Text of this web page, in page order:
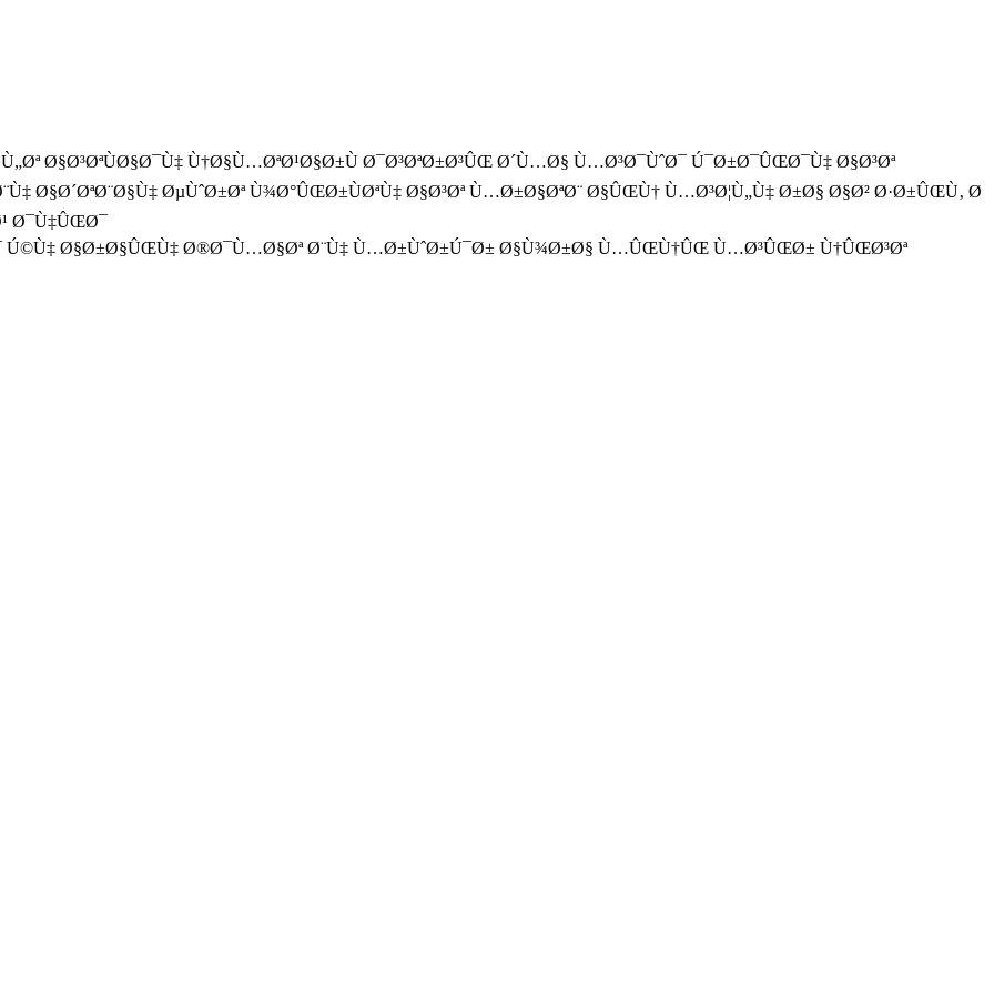
Ø§Ø³ØªÙØ§Ø¯Ù‡ Ù†Ø§Ù…ØªØ¹Ø§Ø±Ù Ø¯Ø³ØªØ±Ø³ÛŒ Ø´Ù…Ø§ Ù…Ø³Ø¯ÙˆØ¯ Ú¯Ø±Ø¯ÛŒØ¯Ù‡ Ø§Ø³Øª
Ø§Ø´ØªØ¨Ø§Ù‡ ØµÙˆØ±Øª Ù¾Ø°ÛŒØ±ÙØªÙ‡ Ø§Ø³Øª Ù…Ø±Ø§ØªØ¨ Ø§ÛŒÙ† Ù…Ø³Ø¦Ù„Ù‡ Ø±Ø§ Ø§Ø² Ø·Ø±ÛŒÙ‚ Ø
Ø¯Ù‡ÛŒØ¯
Ú©Ù‡ Ø§Ø±Ø§ÛŒÙ‡ Ø®Ø¯Ù…Ø§Øª Ø¨Ù‡ Ù…Ø±ÙˆØ±Ú¯Ø± Ø§Ù¾Ø±Ø§ Ù…ÛŒÙ†ÛŒ Ù…Ø³ÛŒØ± Ù†ÛŒØ³Øª